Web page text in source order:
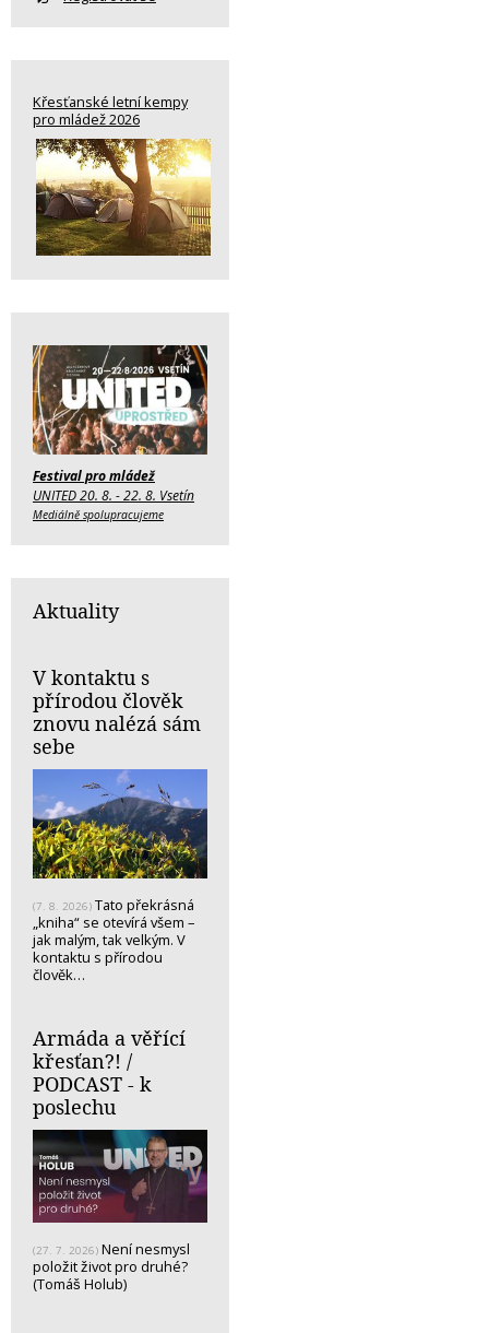
Křesťanské letní kempy
pro mládež 2026
Festival pro mládež
UNITED 20. 8. - 22. 8. Vsetín
Mediálně spolupracujeme
Aktuality
V kontaktu s
přírodou člověk
znovu nalézá sám
sebe
(7. 8. 2026) Tato překrásná
„kniha“ se otevírá všem –
jak malým, tak velkým. V
kontaktu s přírodou
člověk…
Armáda a věřící
křesťan?! /
PODCAST - k
poslechu
(27. 7. 2026) Není nesmysl
položit život pro druhé?
(Tomáš Holub)